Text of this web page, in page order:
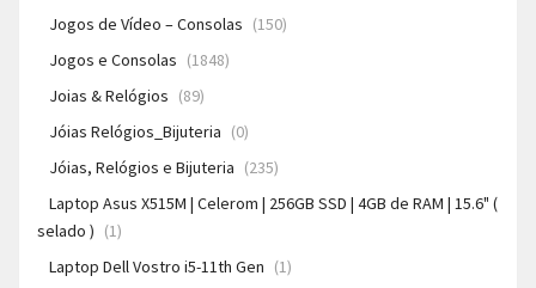
Jogos de Vídeo – Consolas (150)
Jogos e Consolas (1848)
Joias & Relógios (89)
Jóias Relógios_Bijuteria (0)
Jóias, Relógios e Bijuteria (235)
Laptop Asus X515M | Celerom | 256GB SSD | 4GB de RAM | 15.6" (
selado ) (1)
Laptop Dell Vostro i5-11th Gen (1)